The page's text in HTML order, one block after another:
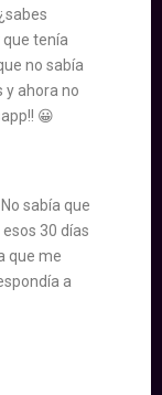
tenía
no sabía
y ahora no
😀
sabía que
30 días
que me
a